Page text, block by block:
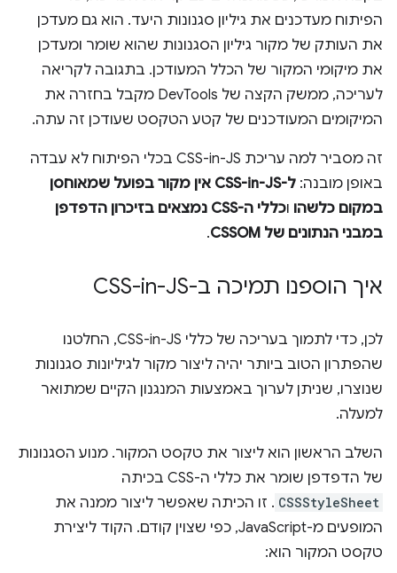
הפיתוח מעדכנים את גיליון סגנונות היעד. הוא גם מעדכן
את העותק של מקור גיליון הסגנונות שהוא שומר ומעדכן
את מיקומי המקור של הכלל המעודכן. בתגובה לקריאה
לעריכה, ממשק הקצה של DevTools מקבל בחזרה את
המיקומים המעודכנים של קטע הטקסט שעודכן זה עתה.
זה מסביר למה עריכת CSS-in-JS בכלי הפיתוח לא עבדה
באופן מובנה:
ל-CSS-in-JS אין מקור בפועל שמאוחסן
במקום כלשהו ו
כללי ה-CSS נמצאים בזיכרון הדפדפן
במבני הנתונים של CSSOM
.
איך הוספנו תמיכה ב-CSS-in-JS
לכן, כדי לתמוך בעריכה של כללי CSS-in-JS, החלטנו
שהפתרון הטוב ביותר יהיה ליצור מקור לגיליונות סגנונות
שנוצרו, שניתן לערוך באמצעות המנגנון הקיים שמתואר
למעלה.
השלב הראשון הוא ליצור את טקסט המקור. מנוע הסגנונות
של הדפדפן שומר את כללי ה-CSS בכיתה
CSSStyleSheet . זו הכיתה שאפשר ליצור ממנה את
המופעים מ-JavaScript, כפי שצוין קודם. הקוד ליצירת
טקסט המקור הוא: